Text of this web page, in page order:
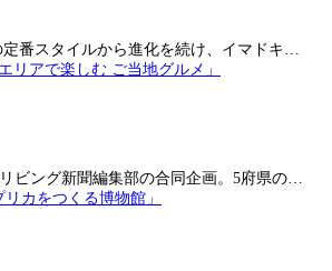
番スタイルから進化を続け、イマドキ…
ビング新聞編集部の合同企画。5府県の…